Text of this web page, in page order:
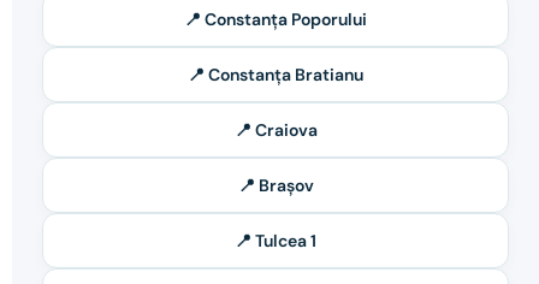
📍 Constanța Poporului
📍 Constanța Bratianu
📍 Craiova
📍 Brașov
📍 Tulcea 1